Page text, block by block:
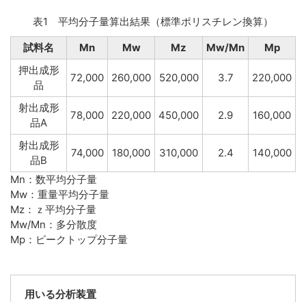
表1 平均分子量算出結果（標準ポリスチレン換算）
試料名
Mn Mw Mz Mw/Mn
Mp
押出成形
品
72,000 260,000 520,000 3.7 220,000
射出成形
品A
78,000 220,000 450,000 2.9 160,000
射出成形
品B
74,000 180,000 310,000 2.4 140,000
Mn：数平均分子量
Mw：重量平均分子量
Mz：ｚ平均分子量
Mw/Mn：多分散度
Mp：ピークトップ分子量
用いる分析装置